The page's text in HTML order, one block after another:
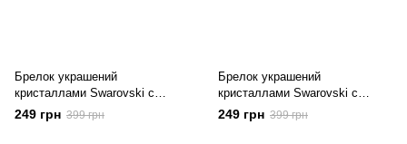
Брелок украшений
кристаллами Swarovski с
логотипом TOYOTA
249 грн 399 грн
Брелок украшений
кристаллами Swarovski с
логотипом PORSCHE
249 грн 399 грн